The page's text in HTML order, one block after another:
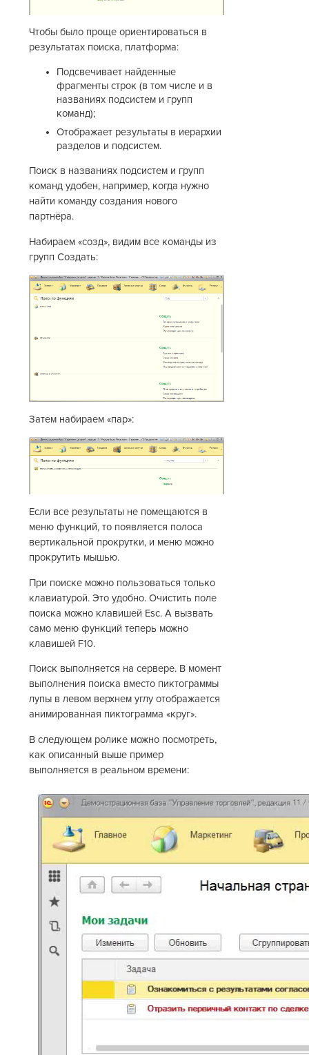
Чтобы было проще ориентироваться в
результатах поиска, платформа:
Подсвечивает найденные
фрагменты строк (в том числе и в
названиях подсистем и групп
команд);
Отображает результаты в иерархии
разделов и подсистем.
Поиск в названиях подсистем и групп
команд удобен, например, когда нужно
найти команду создания нового
партнёра.
Набираем «созд», видим все команды из
групп Создать:
Затем набираем «пар»:
Если все результаты не помещаются в
меню функций, то появляется полоса
вертикальной прокрутки, и меню можно
прокрутить мышью.
При поиске можно пользоваться только
клавиатурой. Это удобно. Очистить поле
поиска можно клавишей Esc. А вызвать
само меню функций теперь можно
клавишей F10.
Поиск выполняется на сервере. В момент
выполнения поиска вместо пиктограммы
лупы в левом верхнем углу отображается
анимированная пиктограмма «круг».
В следующем ролике можно посмотреть,
как описанный выше пример
выполняется в реальном времени: